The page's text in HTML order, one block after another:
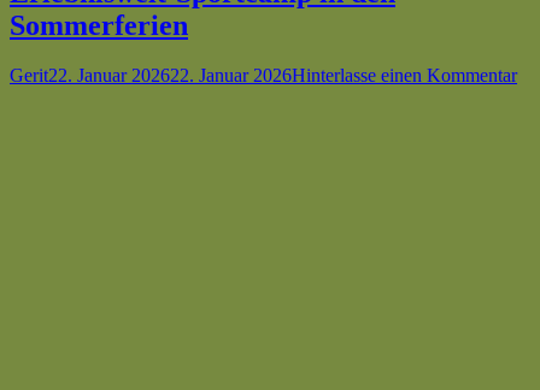
Mittwochs-
Eltern-
Turnen
Sommerferien
Autor
GeritVeröffentlicht
22. Januar 202622. Januar 2026Hinterlasse einen Kommentarzu